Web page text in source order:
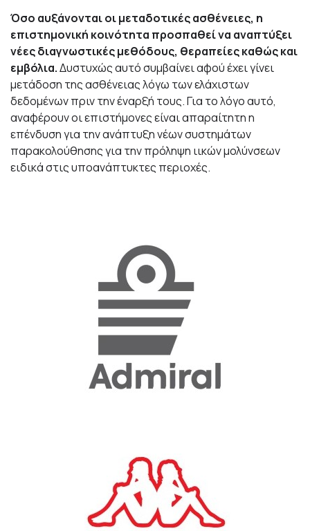
Όσο αυξάνονται οι μεταδοτικές ασθένειες, η
επιστημονική κοινότητα προσπαθεί να αναπτύξει
νέες διαγνωστικές μεθόδους, θεραπείες καθώς και
εμβόλια.Δυστυχώς αυτό συμβαίνει αφού έχει γίνει
μετάδοση της ασθένειας λόγω των ελάχιστων
δεδομένων πριν την έναρξή τους. Για το λόγο αυτό,
αναφέρουν οι επιστήμονες είναι απαραίτητη η
επένδυση για την ανάπτυξη νέων συστημάτων
παρακολούθησης για την πρόληψη ιικών μολύνσεων
ειδικά στις υποανάπτυκτες περιοχές.